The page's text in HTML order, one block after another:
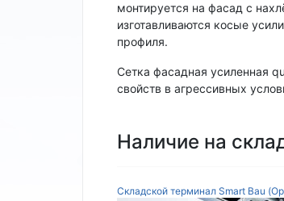
монтируется на фасад с
изготавливаются косые
профиля.
Сетка фасадная усиленная
свойств в агрессивных
Наличие на
Складской терминал Smart Bau